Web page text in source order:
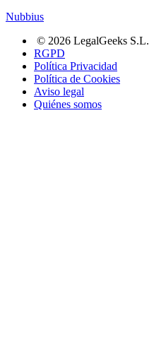
Nubbius
© 2026 LegalGeeks S.L.
RGPD
Política Privacidad
Política de Cookies
Aviso legal
Quiénes somos